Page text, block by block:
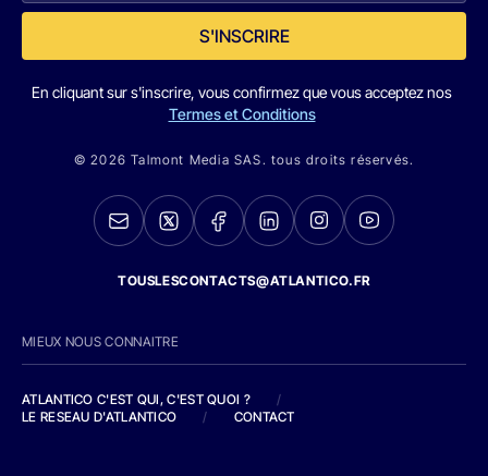
S'INSCRIRE
En cliquant sur s'inscrire, vous confirmez que vous acceptez nos
Termes et Conditions
© 2026 Talmont Media SAS. tous droits réservés.
TOUSLESCONTACTS@ATLANTICO.FR
MIEUX NOUS CONNAITRE
ATLANTICO C'EST QUI, C'EST QUOI ?
/
LE RESEAU D'ATLANTICO
/ CONTACT